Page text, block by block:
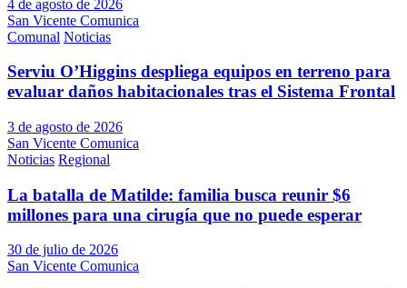
4 de agosto de 2026
San Vicente Comunica
Comunal Noticias
Serviu O’Higgins despliega equipos en terreno para
evaluar daños habitacionales tras el Sistema Frontal
3 de agosto de 2026
San Vicente Comunica
Noticias Regional
La batalla de Matilde: familia busca reunir $6
millones para una cirugía que no puede esperar
30 de julio de 2026
San Vicente Comunica